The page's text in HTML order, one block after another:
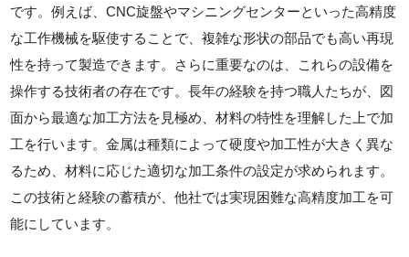
です。例えば、CNC旋盤やマシニングセンターといった高精度
な工作機械を駆使することで、複雑な形状の部品でも高い再現
性を持って製造できます。さらに重要なのは、これらの設備を
操作する技術者の存在です。長年の経験を持つ職人たちが、図
面から最適な加工方法を見極め、材料の特性を理解した上で加
工を行います。金属は種類によって硬度や加工性が大きく異な
るため、材料に応じた適切な加工条件の設定が求められます。
この技術と経験の蓄積が、他社では実現困難な高精度加工を可
能にしています。